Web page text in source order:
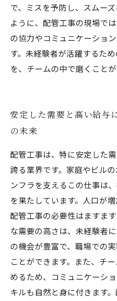
で、ミスを予防し、スムー
ように、配管工事の現場で
の協力やコミュニケーショ
す。未経験者が活躍するた
を、チームの中で磨くことが
安定した需要と高い給与
の未来
配管工事は、特に安定した
誇る業界です。家庭やビル
ンフラを支えるこの仕事は
を果たしています。人口が
配管工事の必要性はますま
な需要の高さは、未経験者
の機会が豊富で、職場での
ことができます。また、チ
めるため、コミュニケーシ
キルも自然と身に付きます